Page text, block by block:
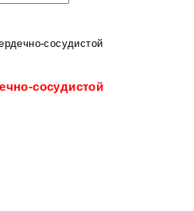
сосудистой
сосудистой